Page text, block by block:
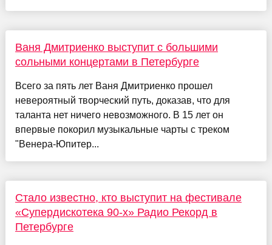
Ваня Дмитриенко выступит с большими
сольными концертами в Петербурге
Всего за пять лет Ваня Дмитриенко прошел
невероятный творческий путь, доказав, что для
таланта нет ничего невозможного. В 15 лет он
впервые покорил музыкальные чарты с треком
"Венера-Юпитер...
Стало известно, кто выступит на фестивале
«Супердискотека 90-х» Радио Рекорд в
Петербурге